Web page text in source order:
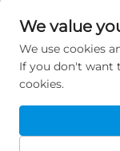
Copyright © 2026
rettigheder
We value
We use cookies
If you don't want
cookies.